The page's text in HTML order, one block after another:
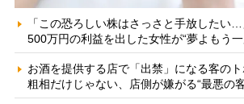
「この恐ろしい株はさっさと手放したい
500万円の利益を出した女性が“夢よもう一
お酒を提供する店で「出禁」になる客の
粗相だけじゃない、店側が嫌がる“最悪の